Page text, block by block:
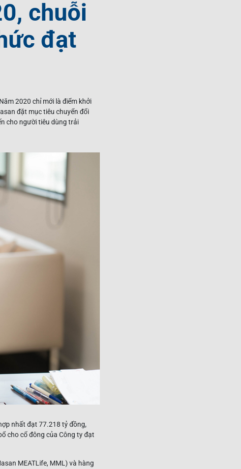
chuỗi
đạt
2020 chỉ mới là điểm khởi
đặt mục tiêu chuyển đổi
cho người tiêu dùng trải
nhất đạt 77.218 tỷ đồng,
cho cổ đông của Công ty đạt
MEATLife, MML) và hàng